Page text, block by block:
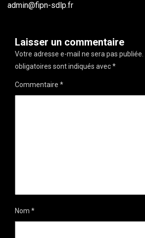
admin@fipn-sdlp.fr
Laisser un commentaire
Votre adresse e-mail ne sera pas publiée.
obligatoires sont indiqués avec*
Commentaire *
Nom *